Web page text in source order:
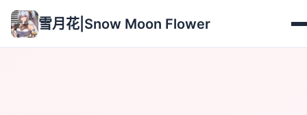
雪月花|Snow Moon Flower